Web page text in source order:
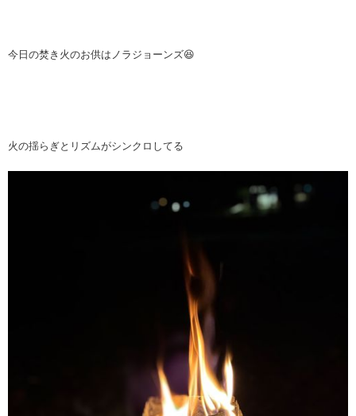
今日の焚き火のお供はノラジョーンズ😆
火の揺らぎとリズムがシンクロしてる